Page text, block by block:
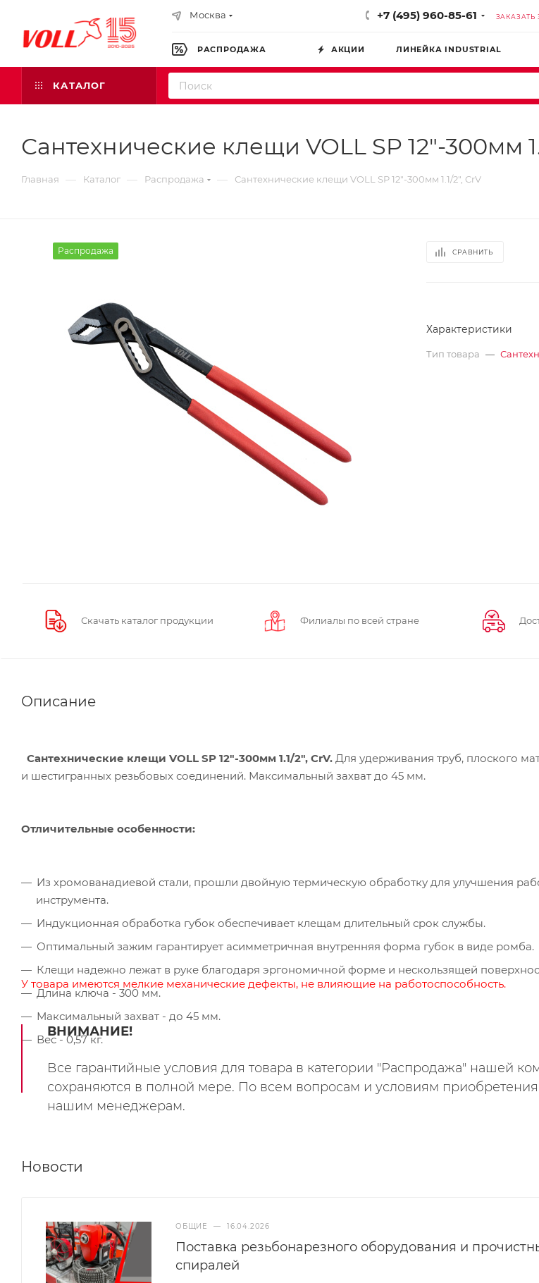
Москва +7 (495) 960-85-61 ЗАКАЗАТЬ
РАСПРОДАЖА АКЦИИ ЛИНЕЙКА INDUSTRIAL
КАТАЛОГ
Сантехнические клещи VOLL SP 12"-300мм
Главная — Каталог — Распродажа — Сантехнические клещи VOLL SP 12"-300мм 1.1/2", CrV
Распродажа СРАВНИТЬ
Характеристики
Тип товара —
Скачать каталог продукции Филиалы по всей стране
Описание
Сантехнические клещи VOLL SP 12"-300мм 1.1/2", CrV. Для удерживания труб, плоского
и шестигранных резьбовых соединений. Максимальный захват до 45 мм.
Отличительные особенности:
Из хромованадиевой стали, прошли двойную термическую обработку для улучшения
инструмента.
Индукционная обработка губок обеспечивает клещам длительный срок службы.
Оптимальный зажим гарантирует асимметричная внутренняя форма губок в виде ромба.
Клещи надежно лежат в руке благодаря эргономичной форме и нескользящей
Длина ключа - 300 мм.
Максимальный захват - до 45 мм.
Вес - 0,57 кг.
У товара имеются мелкие механические дефекты, не влияющие на работоспособность.
ВНИМАНИЕ!
Все гарантийные условия для товара в категории "Распродажа" нашей
сохраняются в полной мере. По всем вопросам и условиям приобретения обращайтесь к
нашим менеджерам.
Новости
ОБЩИЕ — 16.04.2026
Поставка резьбонарезного оборудования и
спиралей